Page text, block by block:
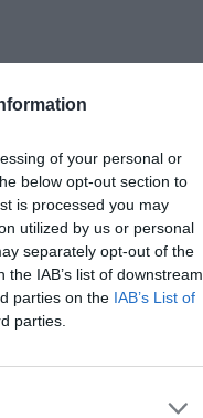
of your personal or
below opt-out section to
is processed you may
utilized by us or personal
separately opt-out of the
IAB’s list of downstream
parties on the IAB’s List of
parties.